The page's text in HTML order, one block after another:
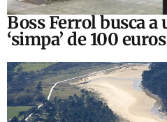
Boss Ferrol busca
‘simpa’ de 100 euros